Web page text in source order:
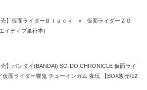
売】仮面ライダーＢｌａｃｋ × 仮面ライダーＺＯ
イティブ単行本)
売】バンダイ(BANDAI) SO-DO CHRONICLE 仮面ライ
仮面ライダー響鬼 チューインガム 食玩 【BOX販売/12